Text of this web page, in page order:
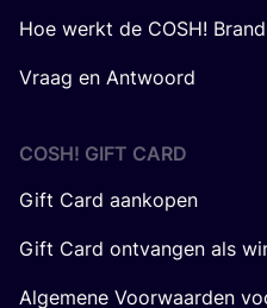
Hoe werkt de COSH!
Vraag en Antwoord
COSH! GIFT CARD
Gift Card aankopen
Gift Card ontvangen als
Algemene Voorwaarden